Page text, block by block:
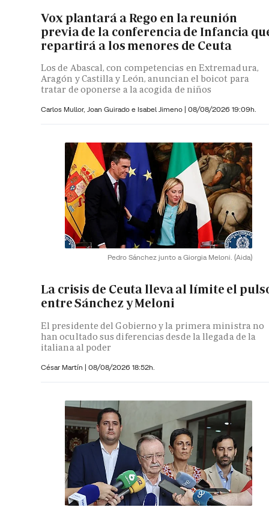
Vox plantará a Rego en la reunión
previa de la conferencia de Infancia
repartirá a los menores de Ceuta
Los de Abascal, con competencias en Extremadura,
Aragón y Castilla y León, anuncian el boicot para
tratar de oponerse a la acogida de niños
Carlos Mullor, Joan Guirado e Isabel Jimeno | 08/08/2026 19:09h.
Pedro Sánchez junto a Giorgia Meloni. (Aida)
La crisis de Ceuta lleva al límite el
entre Sánchez y Meloni
El presidente del Gobierno y la primera ministra no
han ocultado sus diferencias desde la llegada de la
italiana al poder
César Martín | 08/08/2026 18:52h.